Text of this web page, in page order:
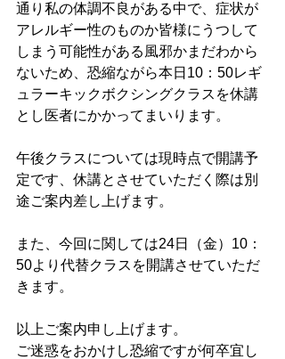
通り私の体調不良がある中で、症状が
アレルギー性のものか皆様にうつして
しまう可能性がある風邪かまだわから
ないため、恐縮ながら本日10：50レギ
ュラーキックボクシングクラスを休講
とし医者にかかってまいります。
午後クラスについては現時点で開講予
定です、休講とさせていただく際は別
途ご案内差し上げます。
また、今回に関しては24日（金）10：
50より代替クラスを開講させていただ
きます。
以上ご案内申し上げます。
ご迷惑をおかけし恐縮ですが何卒宜し